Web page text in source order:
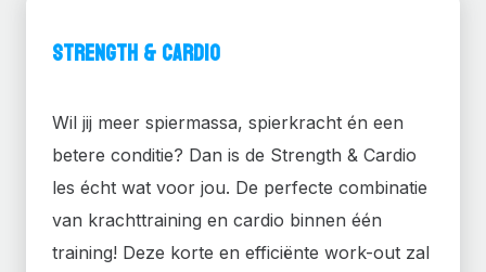
Strength & Cardio
Wil jij meer spiermassa, spierkracht én een
betere conditie? Dan is de Strength & Cardio
les écht wat voor jou. De perfecte combinatie
van krachttraining en cardio binnen één
training! Deze korte en efficiënte work-out zal